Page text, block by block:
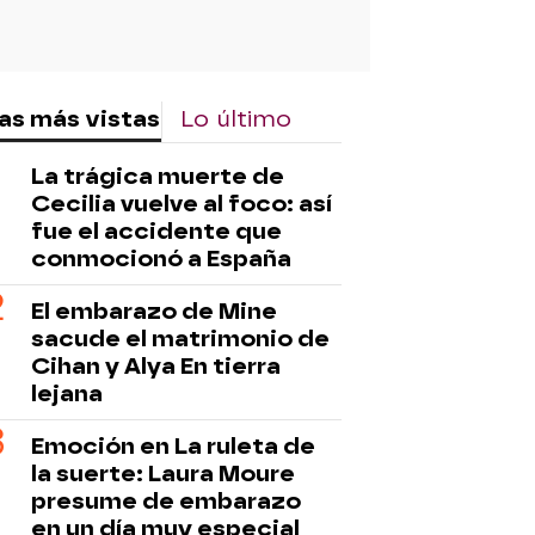
más vistas Lo último
La trágica muerte de
Cecilia vuelve al foco: así
fue el accidente que
conmocionó a España
El embarazo de Mine
sacude el matrimonio de
Cihan y Alya En tierra
lejana
Emoción en La ruleta de
la suerte: Laura Moure
presume de embarazo
en un día muy especial